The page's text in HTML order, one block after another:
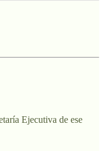
Ejecutiva de ese